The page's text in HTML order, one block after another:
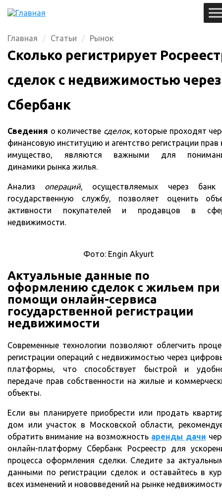
Главная Статьи Рынок
Сколько регистрирует
сделок с недвижимостью через
Сбербанк
Сведения о количестве сделок, которые проходят
финансовую институцию и агентство регистрации прав
имущество, являются важными для
динамики рынка жилья.
Анализ операций, осуществляемых через
государственную службу, позволяет оценить
активности покупателей и продавцов в
недвижимости.
Фото: Engin Akyurt
Актуальные данные по
оформлению сделок с жильем при
помощи онлайн-сервиса
государственной регистрации
недвижимости
Современные технологии позволяют облегчить
регистрации операций с недвижимостью через
платформы, что способствует быстрой и
передаче прав собственности на жилые и
объекты.
Если вы планируете приобрести или продать
дом или участок в Московской области,
обратить внимание на возможность аренды дачи
онлайн-платформу Сбербанк Росреестр для
процесса оформления сделки. Следите за
данными по регистрации сделок и оставайтесь в
всех изменений и нововведений на рынке